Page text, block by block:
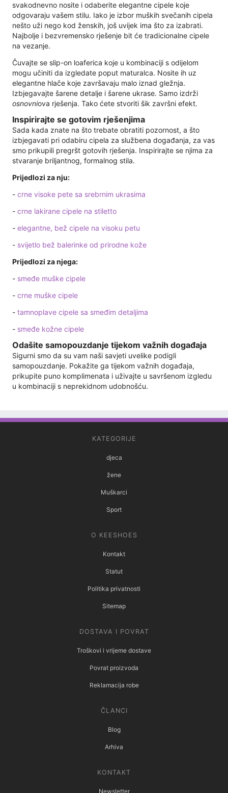
svakodnevno nosite i odaberite elegantne cipele koje
odgovaraju vašem stilu. Iako je izbor muških svečanih cipela
nešto uži nego kod ženskih, još uvijek ima što za izabrati.
Najbolje i bezvremensko rješenje bit će tradicionalne cipele
na vezanje.
Čuvajte se slip-on loaferica koje u kombinaciji s odijelom
mogu učiniti da izgledate poput maturalca. Nosite ih uz
elegantne hlače koje završavaju malo iznad gležnja.
Izbjegavajte šarene detalje i šarene ukrase. Samo izdrži
osnovniova rješenja. Tako ćete stvoriti šik završni efekt.
Inspirirajte se gotovim rješenjima
Sada kada znate na što trebate obratiti pozornost, a što
izbjegavati pri odabiru cipela za službena događanja, za vas
smo prikupili pregršt gotovih rješenja. Inspirirajte se njima za
stvaranje briljantnog, formalnog stila.
Prijedlozi za nju:
- crne visoke pete sa srebrnim ukrasima
- crne lakirane cipele na stiletto
- elegantne, bež cipele na visoku petu
- svijetlo bež balerinke od prirodne kože
Prijedlozi za njega:
- smeđe muške cipele
- crne muške cipele
- tamnoplave cipele sa smeđim detaljima
- smeđe kožne cipele
Odašite samopouzdanje tijekom važnih događaja
Sigurni smo da su vam naši savjeti uvelike podigli
samopouzdanje. Pokažite ga tijekom važnih događaja,
prikupite puno komplimenata i uživajte u savršenom izgledu
u kombinaciji s neprekidnom udobnošću.
KATEGORIJE
djeca
žene
Muškarci
Sport
O KEESHOES
Kontakt
Statut
Politika privatnosti
Sitemap
DOSTAVA I POVRAT
Troškovi i vrijeme dostave
Povrat proizvoda
Reklamacija robe
ČLANCI
Blog
Arhiva
KONTAKT
Newsletter